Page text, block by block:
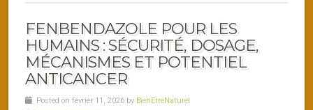
FENBENDAZOLE POUR LES
HUMAINS : SÉCURITÉ, DOSAGE,
MÉCANISMES ET POTENTIEL
ANTICANCER
Posted on février 11, 2026 by BienEtreNaturel